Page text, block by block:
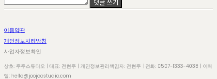
댓글 쓰기
이용약관
개인정보처리방침
사업자정보확인
상호: 주주스튜디오 | 대표: 전현주 | 개인정보관리책임자: 전현주 | 전화: 0507-1333-4038 | 이메
일: hello@joojoostudio.com